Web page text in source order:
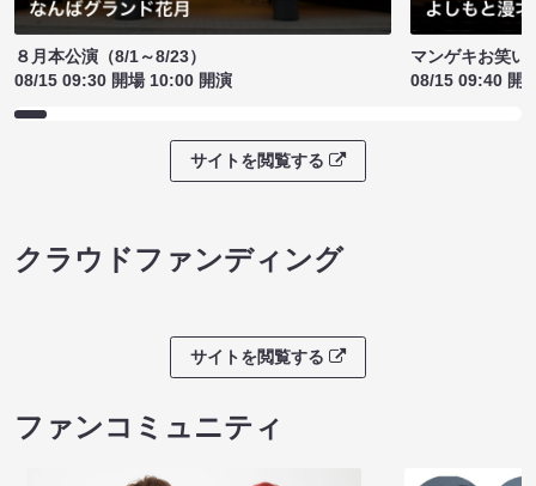
８月本公演（8/1～8/23）
08/15 09:30 開場 10:00 開演
マンゲキお笑い
08/15 09:40 開
サイトを閲覧する
クラウドファンディング
サイトを閲覧する
ファンコミュニティ